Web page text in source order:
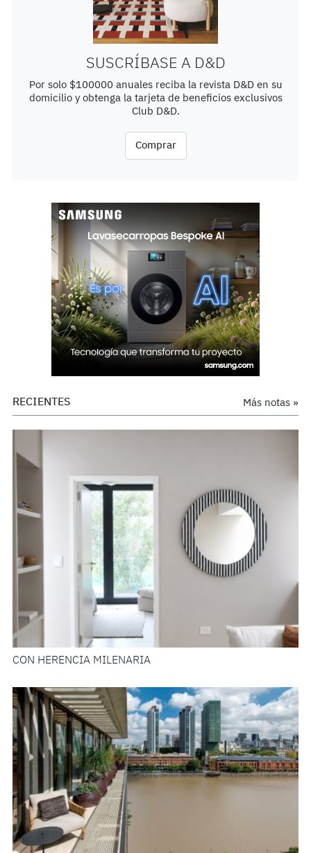
SUSCRÍBASE A D&D
Por solo $100000 anuales reciba la revista D&D en su
domicilio y obtenga la tarjeta de beneficios exclusivos
Club D&D.
Comprar
Más notas »
RECIENTES
CON HERENCIA MILENARIA